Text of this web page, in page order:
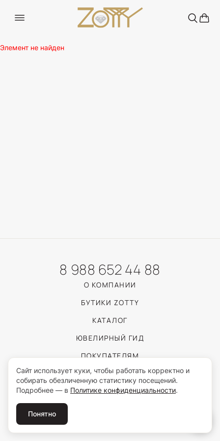
Элемент не найден
8 988 652 44 88
О КОМПАНИИ
БУТИКИ ZOTTY
КАТАЛОГ
ЮВЕЛИРНЫЙ ГИД
ПОКУПАТЕЛЯМ
Пользуясь сайтом, вы соглашаетесь с обработкой персональных данных
© 2026 ZOTTY · ИП Самойлова И.С.
Сайт использует куки, чтобы работать корректно и
собирать обезличенную статистику посещений.
Подробнее — в Политике конфиденциальности.
Понятно